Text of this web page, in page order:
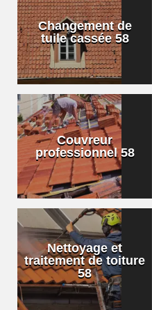
Changement de
tuile cassée 58
Couvreur
professionnel 58
Nettoyage et
traitement de toiture
58